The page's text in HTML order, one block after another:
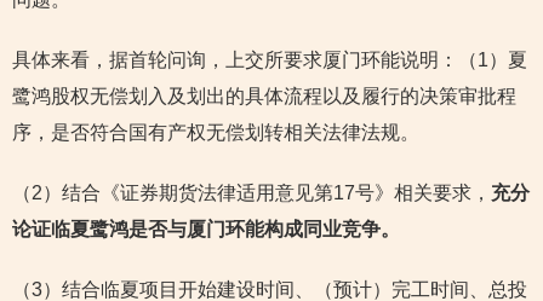
具体来看，据首轮问询，上交所要求厦门环能说明：（1）夏
鹭鸿股权无偿划入及划出的具体流程以及履行的决策审批程
序，是否符合国有产权无偿划转相关法律法规。
（2）结合《证券期货法律适用意见第17号》相关要求， 充分
论证临夏鹭鸿是否与厦门环能构成同业竞争。
（3）结合临夏项目开始建设时间、（预计）完工时间、总投